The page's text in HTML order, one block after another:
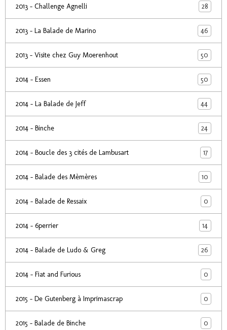
2013 - Challenge Agnelli 28
2013 - La Balade de Marino 46
2013 - Visite chez Guy Moerenhout 50
2014 - Essen 50
2014 - La Balade de Jeff 44
2014 - Binche 24
2014 - Boucle des 3 cités de Lambusart 17
2014 - Balade des Mèmères 10
2014 - Balade de Ressaix 0
2014 - 6perrier 14
2014 - Balade de Ludo & Greg 26
2014 - Fiat and Furious 0
2015 - De Gutenberg à Imprimascrap 0
2015 - Balade de Binche 0